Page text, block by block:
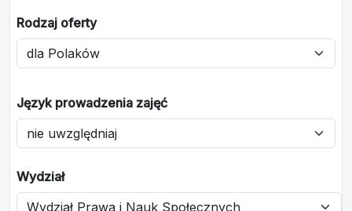
Rodzaj oferty
Język prowadzenia zajęć
Wydział